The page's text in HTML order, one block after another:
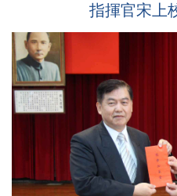
指揮官宋上